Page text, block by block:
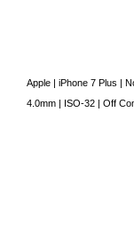
Apple | iPhone 7 Plus |
4.0mm | ISO-32 | Off